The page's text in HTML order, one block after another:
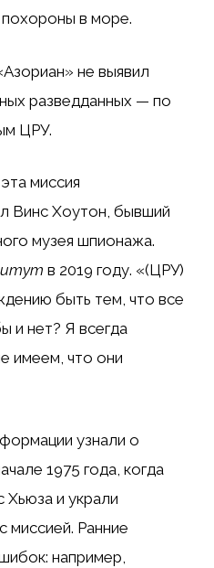
в море.
не выявил
разведданных — по
ЦРУ.
миссия
Винс Хоутон, бывший
музея шпионажа.
в 2019 году. «(ЦРУ)
быть тем, что все
и нет? Я всегда
имеем, что они
узнали о
1975 года, когда
Хьюза и украли
миссией. Ранние
например,